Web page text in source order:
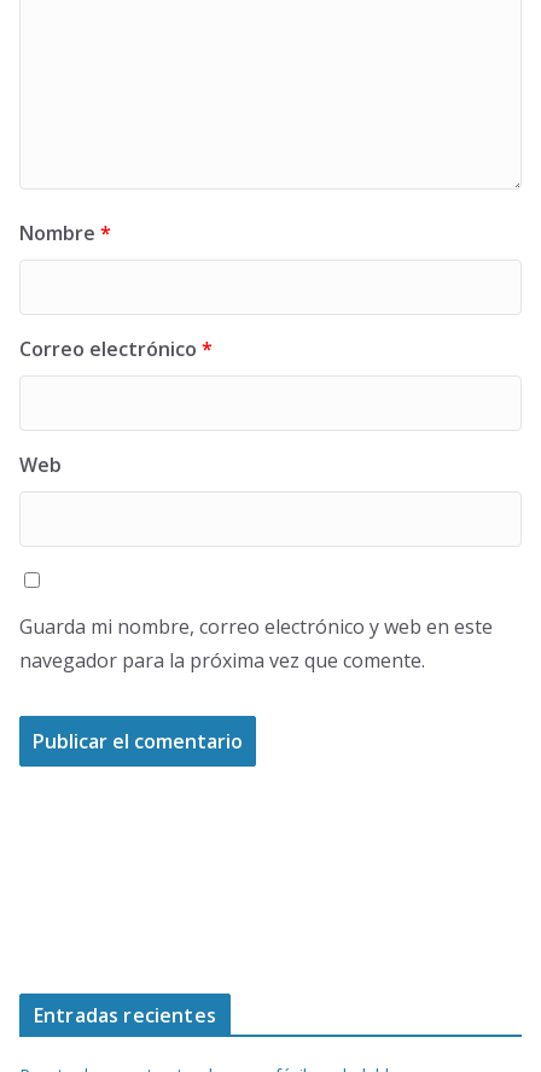
Nombre *
Correo electrónico *
Web
Guarda mi nombre, correo electrónico y web en este
navegador para la próxima vez que comente.
Entradas recientes